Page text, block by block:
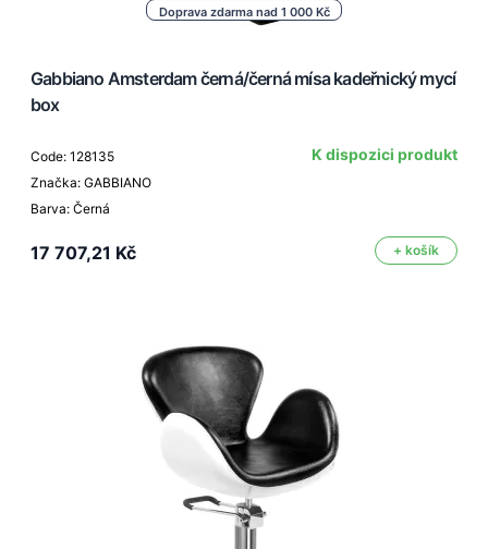
Doprava zdarma nad 1 000 Kč
Gabbiano Amsterdam černá/černá mísa kadeřnický mycí
box
Code: 128135
Značka: GABBIANO
Barva: Černá
K dispozici produkt
17 707,21 Kč + košík